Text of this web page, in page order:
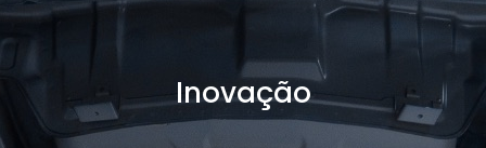
Inovação